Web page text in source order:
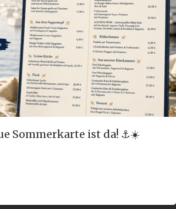
Sommerkarte ist da! ⚓️☀️